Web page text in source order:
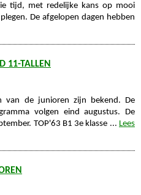
tijd, met redelijke kans op mooi
De afgelopen dagen hebben
11-TALLEN
van de junioren zijn bekend. De
volgen eind augustus. De
TOP'63 B1 3e klasse ... Lees